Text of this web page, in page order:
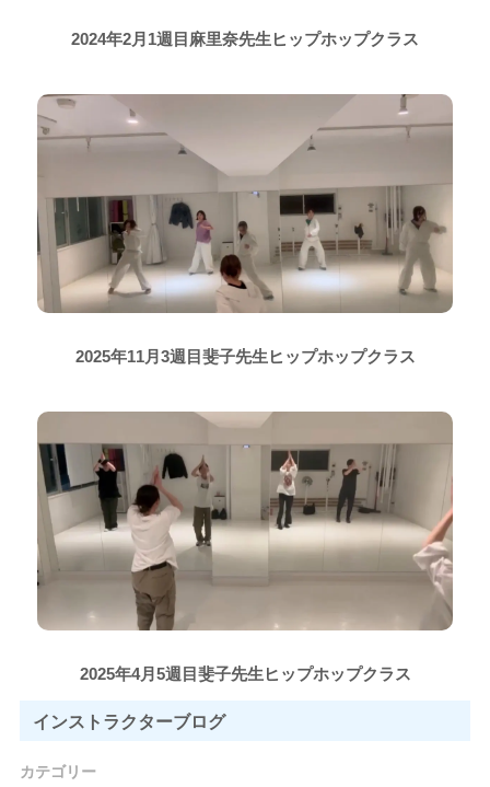
2024年2月1週目麻里奈先生ヒップホップクラス
2025年11月3週目斐子先生ヒップホップクラス
2025年4月5週目斐子先生ヒップホップクラス
インストラクターブログ
カテゴリー